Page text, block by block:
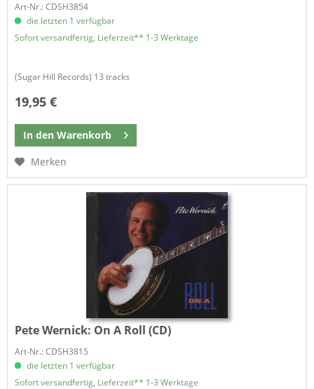
Art-Nr.: CDSH3854
die letzten 1 verfügbar
Sofort versandfertig, Lieferzeit** 1-3 Werktage
(Sugar Hill Records) 13 tracks
19,95 €
In den Warenkorb
Merken
Pete Wernick: On A Roll (CD)
Art-Nr.: CDSH3815
die letzten 1 verfügbar
Sofort versandfertig, Lieferzeit** 1-3 Werktage